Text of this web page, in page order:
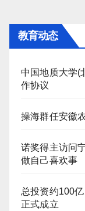
教育动态
中国地质大学(
作协议
操海群任安徽
诺奖得主访问
做自己喜欢事
总投资约100
正式成立